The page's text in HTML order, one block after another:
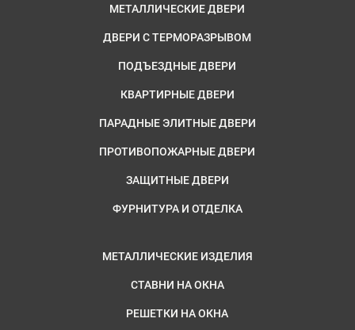
МЕТАЛЛИЧЕСКИЕ ДВЕРИ
ДВЕРИ С ТЕРМОРАЗРЫВОМ
ПОДЪЕЗДНЫЕ ДВЕРИ
КВАРТИРНЫЕ ДВЕРИ
ПАРАДНЫЕ ЭЛИТНЫЕ ДВЕРИ
ПРОТИВОПОЖАРНЫЕ ДВЕРИ
ЗАЩИТНЫЕ ДВЕРИ
ФУРНИТУРА И ОТДЕЛКА
МЕТАЛЛИЧЕСКИЕ ИЗДЕЛИЯ
СТАВНИ НА ОКНА
РЕШЕТКИ НА ОКНА